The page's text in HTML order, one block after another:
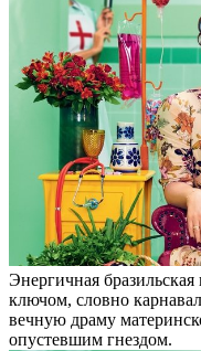
Энергичная
ключом, словно
вечную драму
опустевшим гнездом.